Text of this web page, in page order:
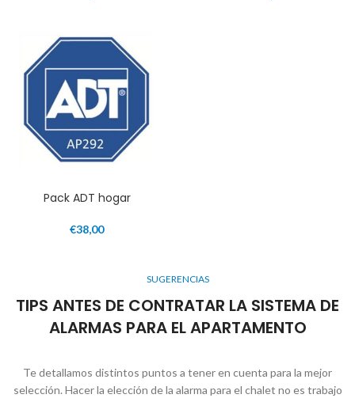
Pack ADT hogar
€38,00
SUGERENCIAS
TIPS ANTES DE CONTRATAR LA SISTEMA DE
ALARMAS PARA EL APARTAMENTO
Te detallamos distintos puntos a tener en cuenta para la mejor
selección. Hacer la elección de la alarma para el chalet no es trabajo